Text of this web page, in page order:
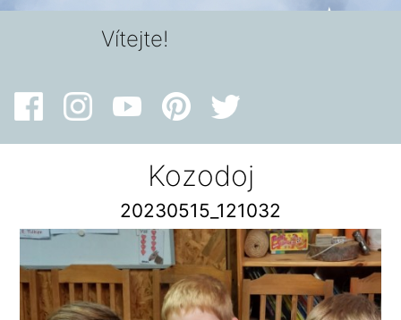
Vítejte!
Kozodoj
20230515_121032